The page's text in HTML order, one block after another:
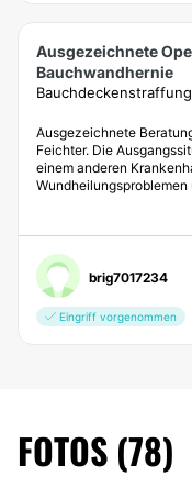
Ausgezeichnete
Bauchwandhernie
Bauchdeckenstraffung
Ausgezeichnete
Feichter. Die
einem anderen
Wundheilungsproblemen
brig7017234
Eingriff vorgenommen
FOTOS (78)